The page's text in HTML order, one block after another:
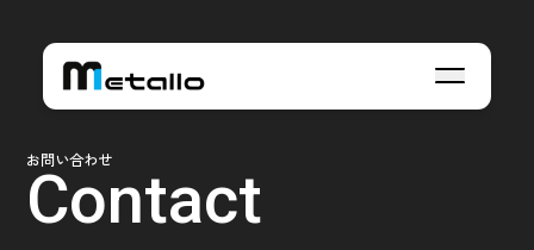
お問い合わせ
Contact